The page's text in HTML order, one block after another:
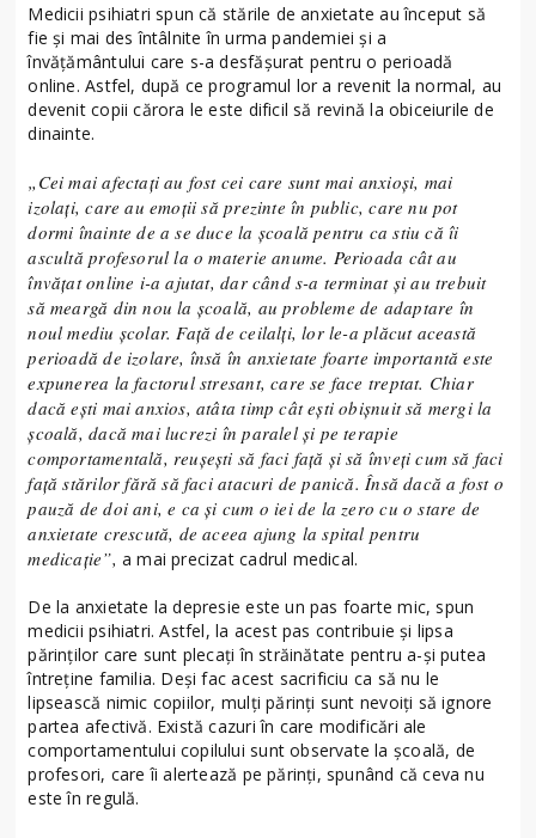
Medicii psihiatri spun că stările de anxietate au început să
fie şi mai des întâlnite în urma pandemiei şi a
învăţământului care s-a desfăşurat pentru o perioadă
online. Astfel, după ce programul lor a revenit la normal, au
devenit copii cărora le este dificil să revină la obiceiurile de
dinainte.
„Cei mai afectaţi au fost cei care sunt mai anxioşi, mai
izolaţi, care au emoţii să prezinte în public, care nu pot
dormi înainte de a se duce la şcoală pentru ca stiu că îi
ascultă profesorul la o materie anume. Perioada cât au
învăţat online i-a ajutat, dar când s-a terminat şi au trebuit
să meargă din nou la şcoală, au probleme de adaptare în
noul mediu şcolar. Faţă de ceilalţi, lor le-a plăcut această
perioadă de izolare, însă în anxietate foarte importantă este
expunerea la factorul stresant, care se face treptat. Chiar
dacă eşti mai anxios, atâta timp cât eşti obişnuit să mergi la
şcoală, dacă mai lucrezi în paralel şi pe terapie
comportamentală, reuşeşti să faci faţă şi să înveţi cum să faci
faţă stărilor fără să faci atacuri de panică. Însă dacă a fost o
pauză de doi ani, e ca şi cum o iei de la zero cu o stare de
anxietate crescută, de aceea ajung la spital pentru
medicaţie”, a mai precizat cadrul medical.
De la anxietate la depresie este un pas foarte mic, spun
medicii psihiatri. Astfel, la acest pas contribuie şi lipsa
părinţilor care sunt plecaţi în străinătate pentru a-şi putea
întreţine familia. Deşi fac acest sacrificiu ca să nu le
lipsească nimic copiilor, mulţi părinţi sunt nevoiţi să ignore
partea afectivă. Există cazuri în care modificări ale
comportamentului copilului sunt observate la şcoală, de
profesori, care îi alertează pe părinţi, spunând că ceva nu
este în regulă.